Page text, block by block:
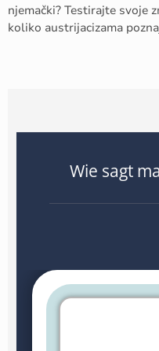
njemački? Testirajte svoje
koliko austrijacizama